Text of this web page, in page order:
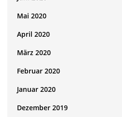
Mai 2020
April 2020
März 2020
Februar 2020
Januar 2020
Dezember 2019